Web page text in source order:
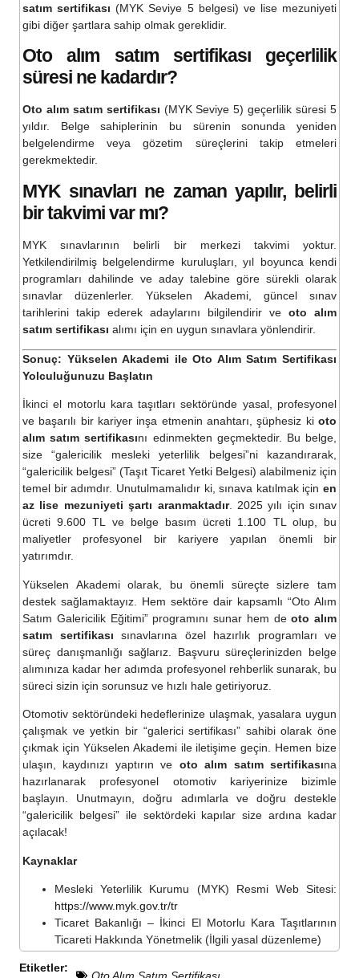
satım sertifikası (MYK Seviye 5 belgesi) ve lise mezuniyeti
gibi diğer şartlara sahip olmak gereklidir.
Oto alım satım sertifikasıgeçerlilik
süresi ne kadardır?
Oto alım satım sertifikası (MYK Seviye 5) geçerlilik süresi 5
yıldır. Belge sahiplerinin bu sürenin sonunda yeniden
belgelendirme veya gözetim süreçlerini takip etmeleri
gerekmektedir.
MYK sınavları ne zaman yapılır, belirli
bir takvimi var mı?
MYK sınavlarının belirli bir merkezi takvimi yoktur.
Yetkilendirilmiş belgelendirme kuruluşları, yıl boyunca kendi
programları dahilinde ve aday talebine göre sürekli olarak
sınavlar düzenlerler. Yükselen Akademi, güncel sınav
tarihlerini takip ederek adaylarını bilgilendirir ve oto alım
satım sertifikası alımı için en uygun sınavlara yönlendirir.
Sonuç: Yükselen Akademi ile Oto Alım Satım Sertifikası
Yolculuğunuzu Başlatın
İkinci el motorlu kara taşıtları sektöründe yasal, profesyonel
ve başarılı bir kariyer inşa etmenin anahtarı, şüphesiz ki oto
alım satım sertifikasını edinmekten geçmektedir. Bu belge,
size “galericilik mesleki yeterlilik belgesi”ni kazandırarak,
“galericilik belgesi” (Taşıt Ticaret Yetki Belgesi) alabilmeniz için
temel bir adımdır. Unutulmamalıdır ki, sınava katılmak için en
az lise mezuniyeti şartı aranmaktadır. 2025 yılı için sınav
ücreti 9.600 TL ve belge basım ücreti 1.100 TL olup, bu
maliyetler profesyonel bir kariyere yapılan önemli bir
yatırımdır.
Yükselen Akademi olarak, bu önemli süreçte sizlere tam
destek sağlamaktayız. Hem sektöre dair kapsamlı “Oto Alım
Satım Galericilik Eğitimi” programını sunar hem deoto alım
satım sertifikası sınavlarına özel hazırlık programları ve
süreç danışmanlığı sağlarız. Başvuru süreçlerinizden belge
alımınıza kadar her adımda profesyonel rehberlik sunarak, bu
süreci sizin için sorunsuz ve hızlı hale getiriyoruz.
Otomotiv sektöründeki hedeflerinize ulaşmak, yasalara uygun
çalışmak ve yetkin bir “galerici sertifikası” sahibi olarak öne
çıkmak için Yükselen Akademi ile iletişime geçin. Hemen bize
ulaşın, kaydınızı yaptırın ve oto alım satım sertifikasına
hazırlanarak profesyonel otomotiv kariyerinize bizimle
başlayın. Unutmayın, doğru adımlarla ve doğru destekle
“galericilik belgesi” ile sektördeki kapılar size ardına kadar
açılacak!
Kaynaklar
Mesleki Yeterlilik Kurumu (MYK) Resmi Web Sitesi:
https://www.myk.gov.tr/tr
Ticaret Bakanlığı – İkinci El Motorlu Kara Taşıtlarının
Ticareti Hakkında Yönetmelik (İlgili yasal düzenleme)
Etiketler: